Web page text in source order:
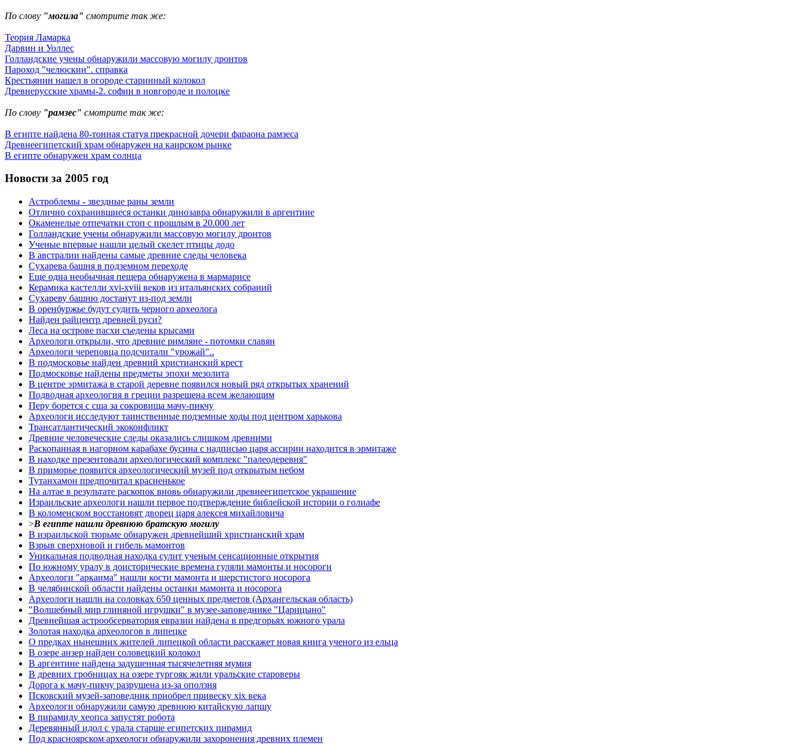
По слову "могила" смотрите так же:
Теория Ламарка
Дарвин и Уоллес
Голландские учены обнаружили массовую могилу дронтов
Пароход "челюскин". справка
Крестьянин нашел в огороде старинный колокол
Древнерусские храмы-2. софии в новгороде и полоцке
По слову "рамзес" смотрите так же:
В египте найдена 80-тонная статуя прекрасной дочери фараона рамзеса
Древнеегипетский храм обнаружен на каирском рынке
В египте обнаружен храм солнца
Новости за 2005 год
Астроблемы - звездные раны земли
Отлично сохранившиеся останки динозавра обнаружили в аргентине
Окаменелые отпечатки стоп с прошлым в 20.000 лет
Голландские учены обнаружили массовую могилу дронтов
Ученые впервые нашли целый скелет птицы додо
В австралии найдены самые древние следы человека
Сухарева башня в подземном переходе
Еще одна необычная пещера обнаружена в мармарисе
Керамика кастелли xvi-xviii веков из итальянских собраний
Сухареву башню достанут из-под земли
В оренбуржье будут судить черного археолога
Найден райцентр древней руси?
Леса на острове пасхи съедены крысами
Археологи открыли, что древние римляне - потомки славян
Археологи череповца подсчитали "урожай"..
В подмосковье найден древний христианский крест
Подмосковье найдены предметы эпохи мезолита
В центре эрмитажа в старой деревне появился новый ряд открытых хранений
Подводная археология в греции разрешена всем желающим
Перу борется с сша за сокровища мачу-пикчу
Археологи исследуют таинственные подземные ходы под центром харькова
Трансатлантический экоконфликт
Древние человеческие следы оказались слишком древними
Раскопанная в нагорном карабахе бусина с надписью царя ассирии находится в эрмитаже
В находке презентовали археологический комплекс "палеодеревня"
В приморье появится археологический музей под открытым небом
Тутанхамон предпочитал красненькое
На алтае в результате раскопок вновь обнаружили древнеегипетское украшение
Израильские археологи нашли первое подтверждение библейской истории о голиафе
В коломенском восстановят дворец царя алексея михайловича
>В египте нашли древнюю братскую могилу
В израильской тюрьме обнаружен древнейший христианский храм
Взрыв сверхновой и гибель мамонтов
Уникальная подводная находка сулит ученым сенсационные открытия
По южному уралу в доисторические времена гуляли мамонты и носороги
Археологи "аркаима" нашли кости мамонта и шерстистого носорога
В челябинской области найдены останки мамонта и носорога
Археологи нашли на соловках 650 ценных предметов (Архангельская область)
"Волшебный мир глиняной игрушки" в музее-заповеднике "Царицыно"
Древнейшая астрообсерватория евразии найдена в предгорьях южного урала
Золотая находка археологов в липецке
О предках нынешних жителей липецкой области расскажет новая книга ученого из ельца
В озере анзер найден соловецкий колокол
В аргентине найдена задушенная тысячелетняя мумия
В древних гробницах на озере тургояк жили уральские староверы
Дорога к мачу-пикчу разрушена из-за оползня
Псковский музей-заповедник приобрел привеску xix века
Археологи обнаружили самую древнюю китайскую лапшу
В пирамиду хеопса запустят робота
Деревянный идол с урала старше египетских пирамид
Под красноярском археологи обнаружили захоронения древних племен